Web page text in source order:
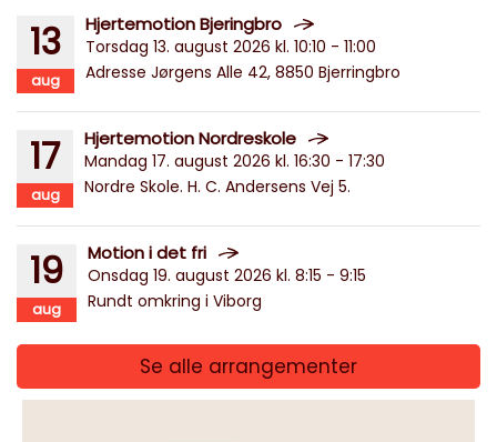
13
aug
Hjertemotion Bjeringbro
Torsdag 13. august 2026 kl. 10:10 - 11:00
Adresse Jørgens Alle 42, 8850 Bjerringbro
17
aug
Hjertemotion Nordreskole
Mandag 17. august 2026 kl. 16:30 - 17:30
Nordre Skole. H. C. Andersens Vej 5.
19
aug
Motion i det fri
Onsdag 19. august 2026 kl. 8:15 - 9:15
Rundt omkring i Viborg
Se alle arrangementer